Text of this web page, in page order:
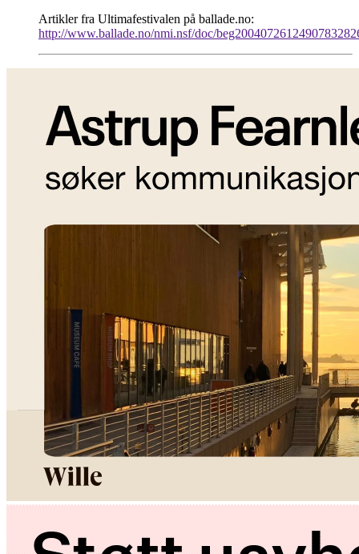
Artikler fra Ultimafestivalen på ballade.no:
http://www.ballade.no/nmi.nsf/doc/